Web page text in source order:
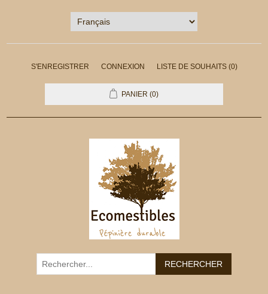
S'ENREGISTRER CONNEXION LISTE DE SOUHAITS (0)
PANIER (0)